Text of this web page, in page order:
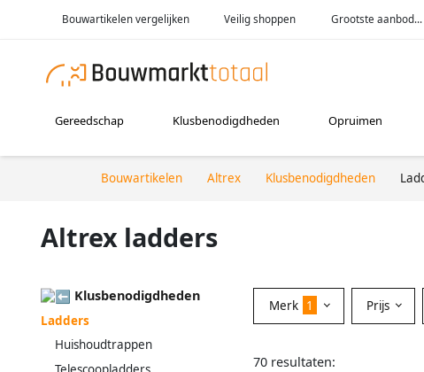
Bouwartikelen vergelijken Veilig shoppen Grootste aanbod...
Gereedschap Klusbenodigdheden Opruimen
Bouwartikelen Altrex Klusbenodigdheden
Altrex ladders
Klusbenodigdheden
Ladders
Huishoudtrappen
Merk 1 Prijs
70 resultaten: